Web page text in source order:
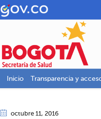
Inicio Transparencia y
octubre 11, 2016